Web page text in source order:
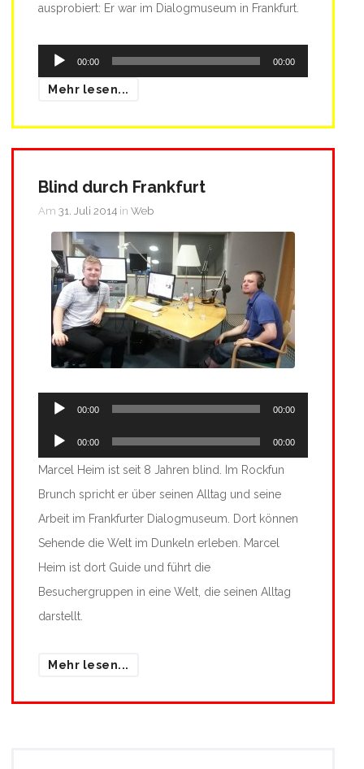
ausprobiert: Er war im Dialogmuseum in Frankfurt.
Audio-
Player
00:00 00:00
Mehr lesen...
Blind durch Frankfurt
Am 31. Juli 2014 in Web
Audio-
00:00 00:00
Audio-
Player
00:00 00:00
Marcel Heim ist seit 8 Jahren blind. Im Rockfun
Brunch spricht er über seinen Alltag und seine
Arbeit im Frankfurter Dialogmuseum. Dort können
Sehende die Welt im Dunkeln erleben. Marcel
Heim ist dort Guide und führt die
Besuchergruppen in eine Welt, die seinen Alltag
darstellt.
Mehr lesen...